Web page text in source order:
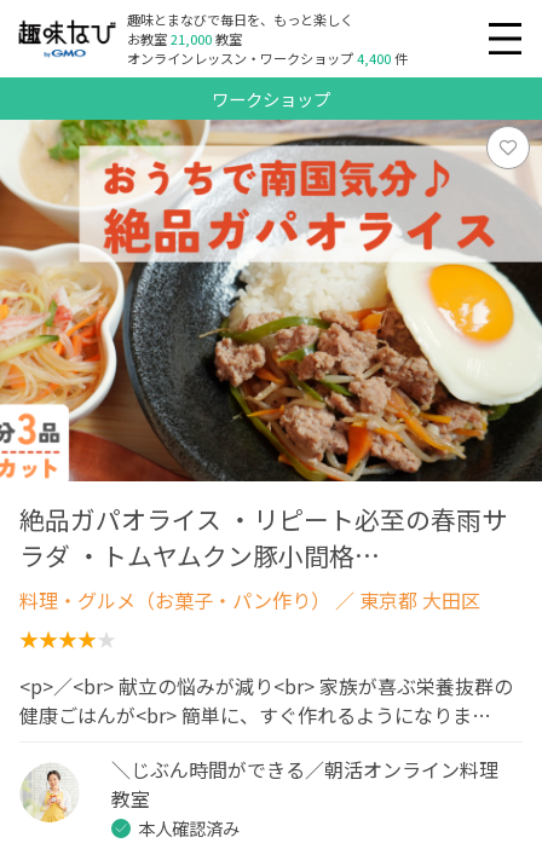
趣味とまなびで毎日を、もっと楽しく
お教室21,000教室
オンラインレッスン・ワークショップ4,400件
ワークショップ
絶品ガパオライス ・リピート必至の春雨サ
ラダ ・トムヤムクン豚小間格…
料理・グルメ（お菓子・パン作り） ／ 東京都 大田区
<p>／<br> 献立の悩みが減り<br> 家族が喜ぶ栄養抜群の
健康ごはんが<br> 簡単に、すぐ作れるようになりま…
＼じぶん時間ができる／朝活オンライン料理
教室
本人確認済み